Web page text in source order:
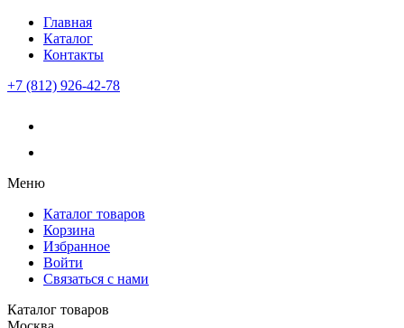
Главная
Каталог
Контакты
+7 (812) 926-42-78
Меню
Каталог товаров
Корзина
Избранное
Войти
Связаться с нами
Каталог товаров